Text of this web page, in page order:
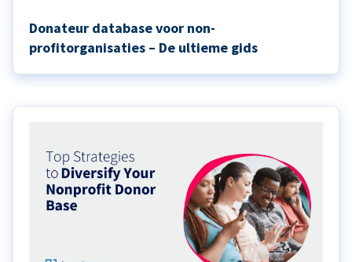
Donateur database voor non-
profitorganisaties – De ultieme gids